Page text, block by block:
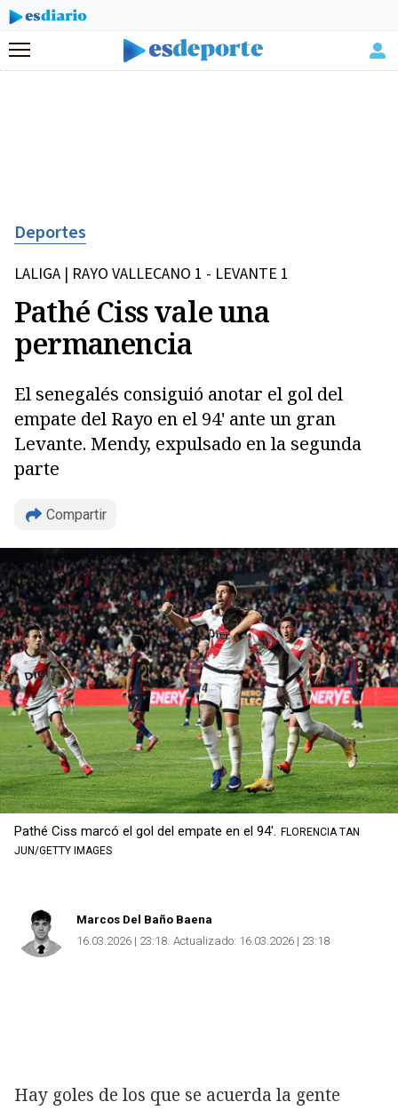
Menú
Deportes
LALIGA | RAYO VALLECANO 1 - LEVANTE 1
Pathé Ciss vale una
permanencia
El senegalés consiguió anotar el gol del
empate del Rayo en el 94' ante un gran
Levante. Mendy, expulsado en la segunda
parte
Compartir
Copiar
Pathé Ciss marcó el gol del empate en el 94'. FLORENCIA TAN
JUN/GETTY IMAGES
Marcos Del Baño Baena
16.03.2026 | 23:18 Actualizado: 16.03.2026 | 23:18
Hay goles de los que se acuerda la gente